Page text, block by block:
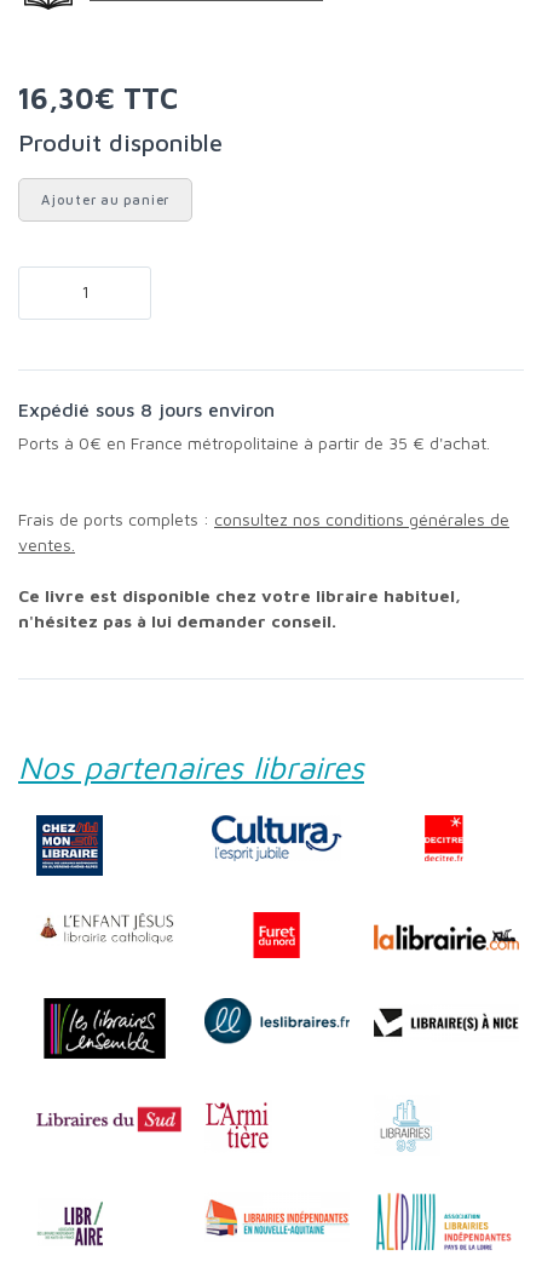
16,30€ TTC
Produit disponible
Ajouter au panier
Expédié sous 8 jours environ
Ports à 0€ en France métropolitaine à partir de 35 € d'achat.
Frais de ports complets : consultez nos conditions générales de
ventes.
Ce livre est disponible chez votre libraire habituel,
n'hésitez pas à lui demander conseil.
Nos partenaires libraires